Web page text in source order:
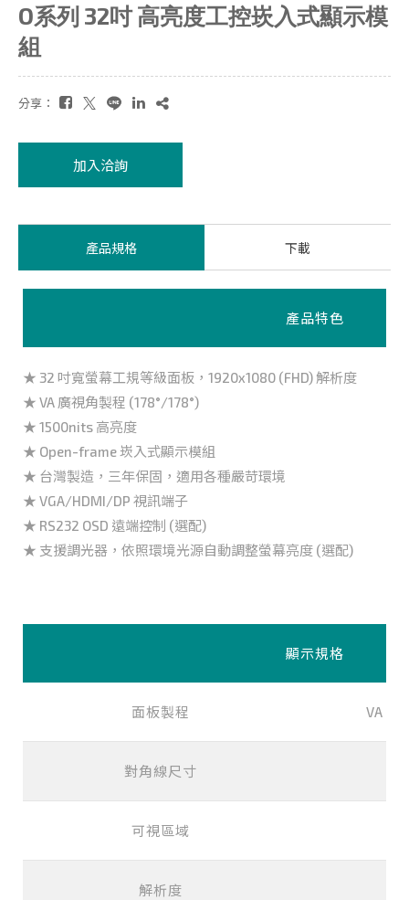
O系列 32吋 高亮度工控崁入式顯示模
組
分享：
加入洽詢
產品規格 下載
產品特色
★ 32 吋寬螢幕工規等級面板，1920x1080 (FHD) 解析度
★ VA 廣視角製程 (178°/178°)
★ 1500nits 高亮度
★ Open-frame 崁入式顯示模組
★ 台灣製造，三年保固，適用各種嚴苛環境
★ VGA/HDMI/DP 視訊端子
★ RS232 OSD 遠端控制 (選配)
★ 支援調光器，依照環境光源自動調整螢幕亮度 (選配)
顯示規格
面板製程 VA
對角線尺寸
可視區域
解析度